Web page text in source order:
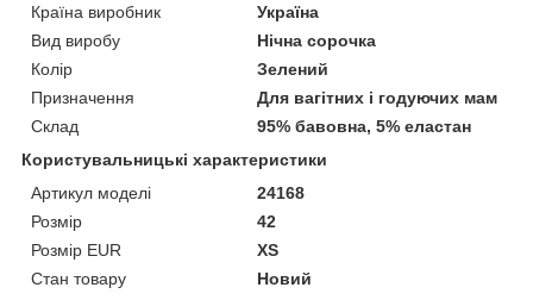
Країна виробник
Україна
Вид виробу
Нічна сорочка
Колір
Зелений
Призначення
Для вагітних і годуючих мам
Склад
95% бавовна, 5% еластан
Користувальницькі характеристики
Артикул моделі
24168
Розмір
42
Розмір EUR
XS
Стан товару
Новий